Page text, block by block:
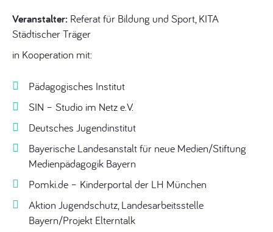
Veranstalter: Referat für Bildung und Sport, KITA
Städtischer Träger
in Kooperation mit:
Pädagogisches Institut
SIN – Studio im Netz e.V.
Deutsches Jugendinstitut
Bayerische Landesanstalt für neue Medien/Stiftung
Medienpädagogik Bayern
Pomki.de – Kinderportal der LH München
Aktion Jugendschutz, Landesarbeitsstelle
Bayern/Projekt Elterntalk